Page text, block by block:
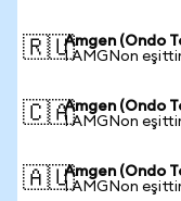
🇷🇺Amgen (Ondo
1 AMGNon
🇨🇦Amgen (Ondo
1 AMGNon
🇦🇺Amgen (Ondo
1 AMGNon